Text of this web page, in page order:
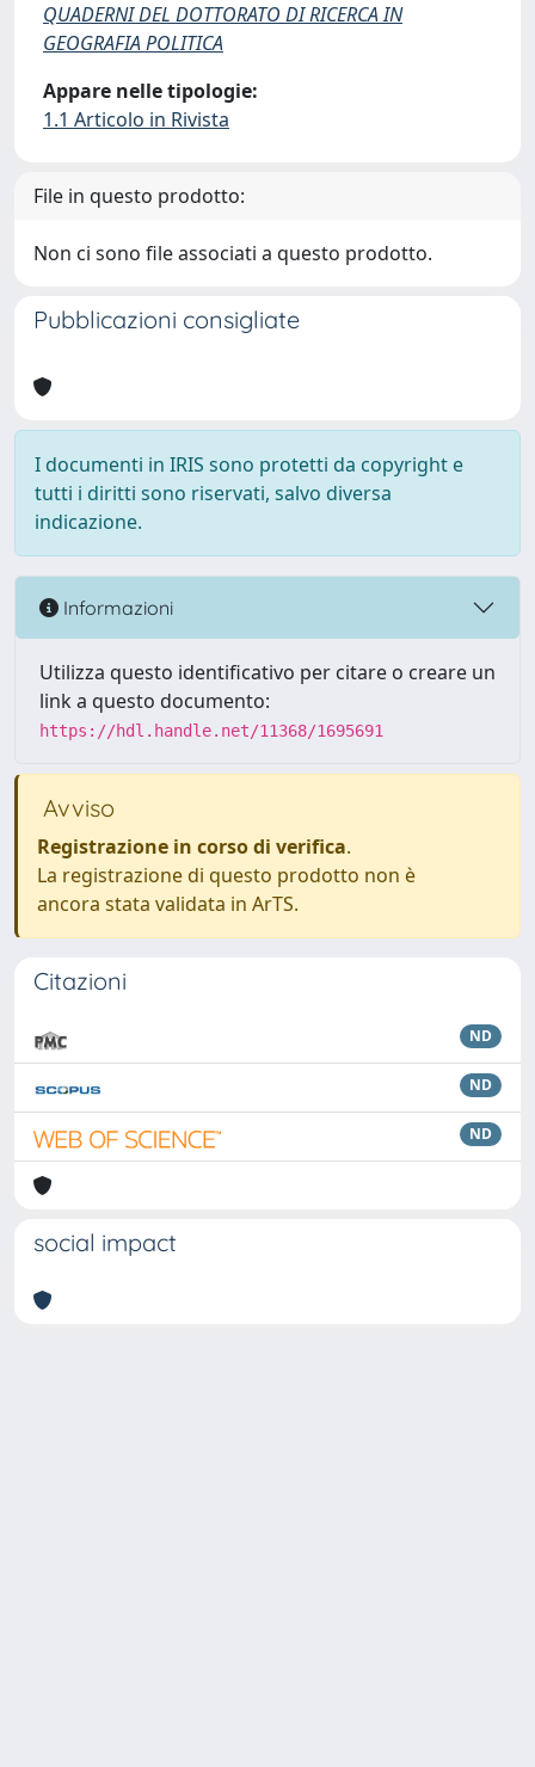
QUADERNI DEL DOTTORATO DI RICERCA IN
GEOGRAFIA POLITICA
Appare nelle tipologie:
1.1 Articolo in Rivista
File in questo prodotto:
Non ci sono file associati a questo prodotto.
Pubblicazioni consigliate
I documenti in IRIS sono protetti da copyright e
tutti i diritti sono riservati, salvo diversa
indicazione.
Informazioni
Utilizza questo identificativo per citare o creare un
link a questo documento:
https://hdl.handle.net/11368/1695691
Avviso
Registrazione in corso di verifica.
La registrazione di questo prodotto non è
ancora stata validata in ArTS.
Citazioni
ND
ND
ND
social impact